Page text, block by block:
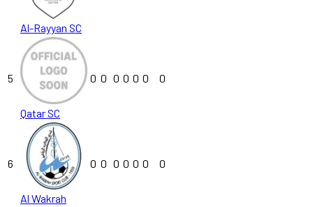
Al-Rayyan SC
5
Qatar SC
0 0 0 0 0 0 0
6
Al Wakrah
0 0 0 0 0 0 0